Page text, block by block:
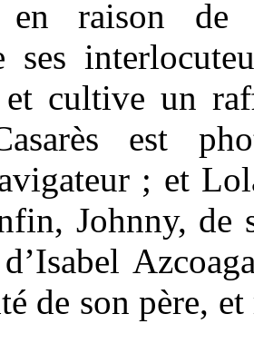
en raison
ses
et cultive un
est
; et
Johnny, de
de son père,